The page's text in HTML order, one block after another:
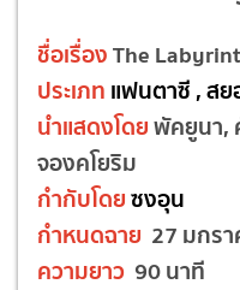
ชื่อเรื่องThe
ประเภท แฟนตาซี , ส
นำแสดงโดยพัคยูนา,
จองคโยริม
กำกับโดยซงอุน
กำหนดฉาย 27 มกร
ความยาว 90 นาที